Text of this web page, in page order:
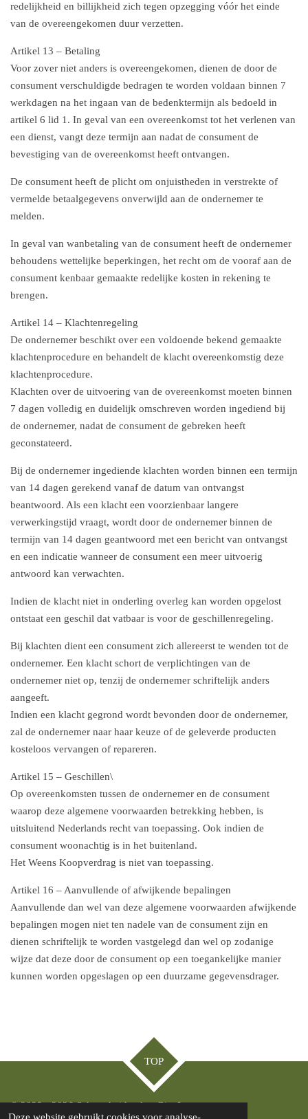
redelijkheid en billijkheid zich tegen opzegging vóór het einde
van de overeengekomen duur verzetten.
Artikel 13 – Betaling
Voor zover niet anders is overeengekomen, dienen de door de
consument verschuldigde bedragen te worden voldaan binnen 7
werkdagen na het ingaan van de bedenktermijn als bedoeld in
artikel 6 lid 1. In geval van een overeenkomst tot het verlenen van
een dienst, vangt deze termijn aan nadat de consument de
bevestiging van de overeenkomst heeft ontvangen.
De consument heeft de plicht om onjuistheden in verstrekte of
vermelde betaalgegevens onverwijld aan de ondernemer te
melden.
In geval van wanbetaling van de consument heeft de ondernemer
behoudens wettelijke beperkingen, het recht om de vooraf aan de
consument kenbaar gemaakte redelijke kosten in rekening te
brengen.
Artikel 14 – Klachtenregeling
De ondernemer beschikt over een voldoende bekend gemaakte
klachtenprocedure en behandelt de klacht overeenkomstig deze
klachtenprocedure.
Klachten over de uitvoering van de overeenkomst moeten binnen
7 dagen volledig en duidelijk omschreven worden ingediend bij
de ondernemer, nadat de consument de gebreken heeft
geconstateerd.
Bij de ondernemer ingediende klachten worden binnen een termijn
van 14 dagen gerekend vanaf de datum van ontvangst
beantwoord. Als een klacht een voorzienbaar langere
verwerkingstijd vraagt, wordt door de ondernemer binnen de
termijn van 14 dagen geantwoord met een bericht van ontvangst
en een indicatie wanneer de consument een meer uitvoerig
antwoord kan verwachten.
Indien de klacht niet in onderling overleg kan worden opgelost
ontstaat een geschil dat vatbaar is voor de geschillenregeling.
Bij klachten dient een consument zich allereerst te wenden tot de
ondernemer. Een klacht schort de verplichtingen van de
ondernemer niet op, tenzij de ondernemer schriftelijk anders
aangeeft.
Indien een klacht gegrond wordt bevonden door de ondernemer,
zal de ondernemer naar haar keuze of de geleverde producten
kosteloos vervangen of repareren.
Artikel 15 – Geschillen\
Op overeenkomsten tussen de ondernemer en de consument
waarop deze algemene voorwaarden betrekking hebben, is
uitsluitend Nederlands recht van toepassing. Ook indien de
consument woonachtig is in het buitenland.
Het Weens Koopverdrag is niet van toepassing.
Artikel 16 – Aanvullende of afwijkende bepalingen
Aanvullende dan wel van deze algemene voorwaarden afwijkende
bepalingen mogen niet ten nadele van de consument zijn en
dienen schriftelijk te worden vastgelegd dan wel op zodanige
wijze dat deze door de consument op een toegankelijke manier
kunnen worden opgeslagen op een duurzame gegevensdrager.
TOP
© 2022 - 2026 Schoonheidssalon GianLuca